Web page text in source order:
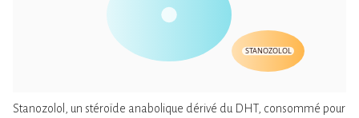
STANOZOLOL
Stanozolol, un stéroïde anabolique dérivé du DHT, consommé pour